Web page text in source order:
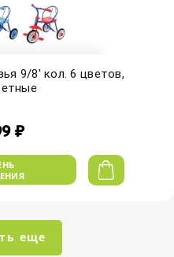
9/8' кол. 6 цветов,
₽
еще